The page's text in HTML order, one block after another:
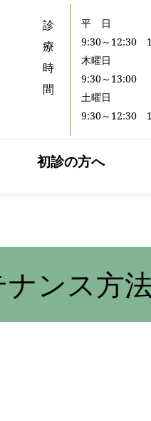
診
療
時
間
平　日
9:30～12:30　
木曜日
9:30～13:00
土曜日
9:30～12:30　
初診の方へ
ンス方